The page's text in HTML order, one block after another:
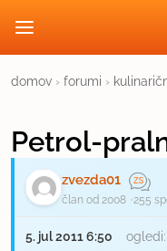
domov › forumi ›
Petrol-
zvezda01
član od 2008 255
5. jul 2011 6:50 ogledi: